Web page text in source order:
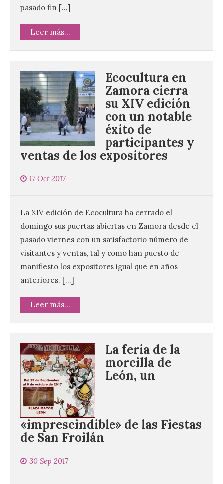
pasado fin […]
Leer más...
Ecocultura en
Zamora cierra
su XIV edición
con un notable
éxito de
participantes y
ventas de los expositores
17 Oct 2017
La XIV edición de Ecocultura ha cerrado el
domingo sus puertas abiertas en Zamora desde el
pasado viernes con un satisfactorio número de
visitantes y ventas, tal y como han puesto de
manifiesto los expositores igual que en años
anteriores. […]
Leer más...
La feria de la
morcilla de
León, un
«imprescindible» de las Fiestas
de San Froilán
30 Sep 2017